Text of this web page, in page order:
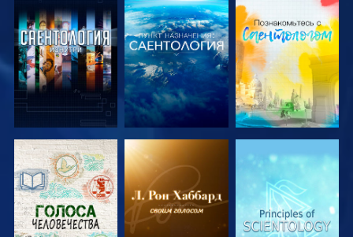
СМОТРЕТЬ
ПЕРЕДАЧИ
СМОТРЕТЬ
ПЕРЕДАЧИ
СМОТРЕТЬ
ПЕРЕДАЧИ